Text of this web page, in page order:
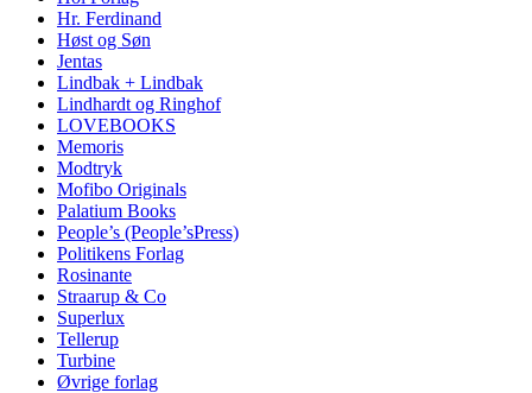
Hr. Ferdinand
Høst og Søn
Jentas
Lindbak + Lindbak
Lindhardt og Ringhof
LOVEBOOKS
Memoris
Modtryk
Mofibo Originals
Palatium Books
People’s (People’sPress)
Politikens Forlag
Rosinante
Straarup & Co
Superlux
Tellerup
Turbine
Øvrige forlag